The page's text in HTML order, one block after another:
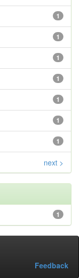
1
1
1
1
1
1
1
next >
1
Feedback